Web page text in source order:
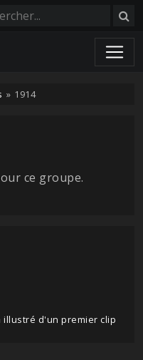
» 1914
ce groupe.
illustré d'un premier clip